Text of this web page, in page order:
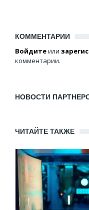
КОММЕНТАРИИ
Войдитеили
комментарии.
НОВОСТИ
ЧИТАЙТЕ ТАКЖЕ